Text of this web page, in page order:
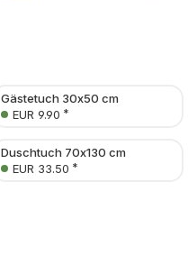
Gästetuch 30x50 cm
EUR 9.90 *
Duschtuch 70x130 cm
EUR 33.50 *